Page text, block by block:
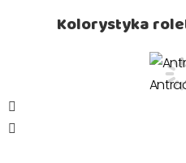
Kolorystyka